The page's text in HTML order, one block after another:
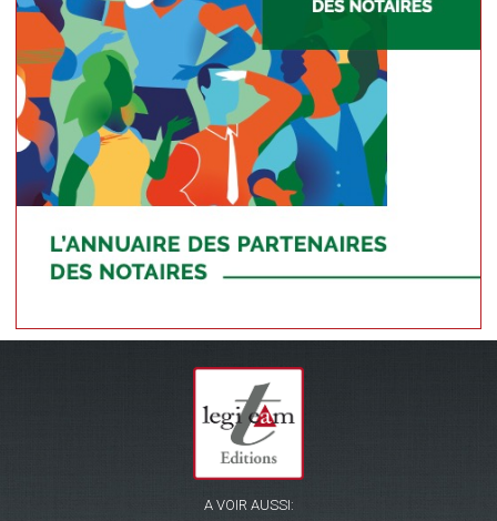
A VOIR AUSSI: